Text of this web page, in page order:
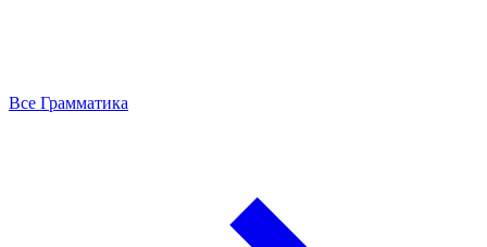
Все Грамматика